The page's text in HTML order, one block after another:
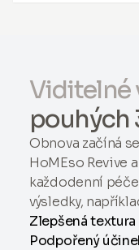
Viditelné
pouhých
Obnova začíná
HoMEso Revive
každodenní
výsledky,
Zlepšená
Podpořený